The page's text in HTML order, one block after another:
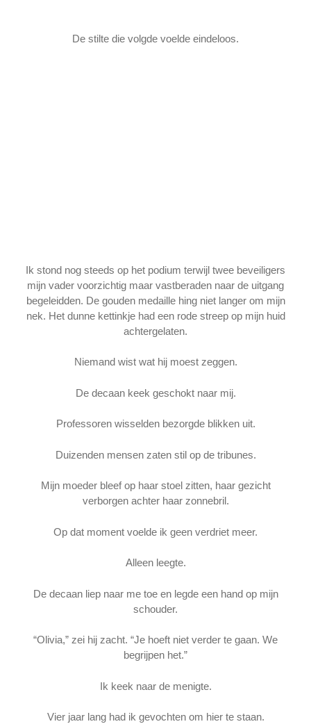
De stilte die volgde voelde eindeloos.
Ik stond nog steeds op het podium terwijl twee beveiligers
mijn vader voorzichtig maar vastberaden naar de uitgang
begeleidden. De gouden medaille hing niet langer om mijn
nek. Het dunne kettinkje had een rode streep op mijn huid
achtergelaten.
Niemand wist wat hij moest zeggen.
De decaan keek geschokt naar mij.
Professoren wisselden bezorgde blikken uit.
Duizenden mensen zaten stil op de tribunes.
Mijn moeder bleef op haar stoel zitten, haar gezicht
verborgen achter haar zonnebril.
Op dat moment voelde ik geen verdriet meer.
Alleen leegte.
De decaan liep naar me toe en legde een hand op mijn
schouder.
“Olivia,” zei hij zacht. “Je hoeft niet verder te gaan. We
begrijpen het.”
Ik keek naar de menigte.
Vier jaar lang had ik gevochten om hier te staan.